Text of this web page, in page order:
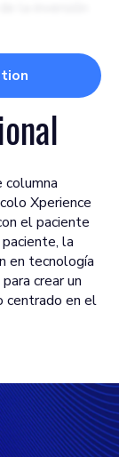
columna
Xperience
el paciente
la
en tecnología
crear un
centrado en el